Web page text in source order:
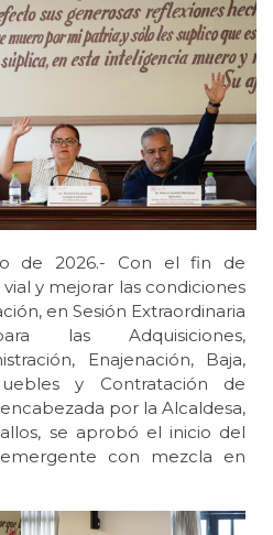
de 2026.- Con el fin de
y mejorar las condiciones
en Sesión Extraordinaria
las Adquisiciones,
Enajenación, Baja,
y Contratación de
por la Alcaldesa,
se aprobó el inicio del
con mezcla en